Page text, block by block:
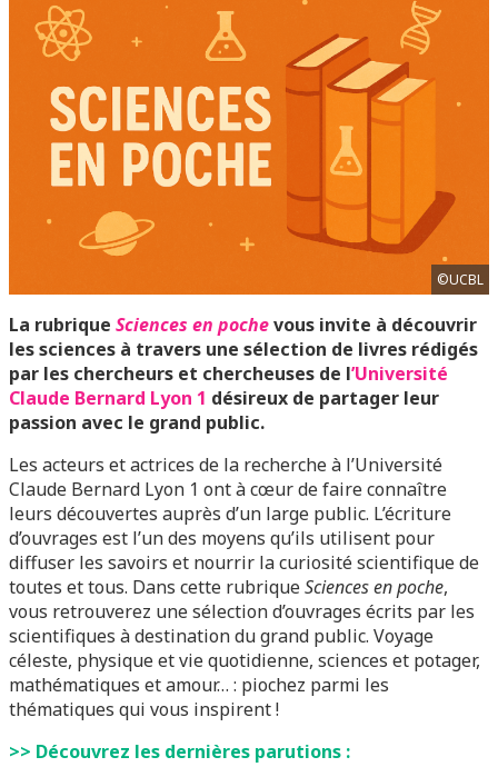
©UCBL
La rubrique Sciences en pochevous invite à découvrir
les sciences à travers une sélection de livres rédigés
par les chercheurs et chercheuses de l’Université
Claude Bernard Lyon 1 désireux de partager leur
passion avec le grand public.
Les acteurs et actrices de la recherche à l’Université
Claude Bernard Lyon 1 ont à cœur de faire connaître
leurs découvertes auprès d’un large public. L’écriture
d’ouvrages est l’un des moyens qu’ils utilisent pour
diffuser les savoirs et nourrir la curiosité scientifique de
toutes et tous. Dans cette rubriqueSciences en poche,
vous retrouverez une sélection d’ouvrages écrits par les
scientifiques à destination du grand public. Voyage
céleste, physique et vie quotidienne, sciences et potager,
mathématiques et amour… : piochez parmi les
thématiques qui vous inspirent !
>> Découvrez les dernières parutions :